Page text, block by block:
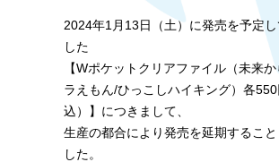
2024年1月13日（土）に発売を予定
した
【Wポケットクリアファイル（未来
ラえもん/ひっこしハイキング）各
込）】につきまして、
生産の都合により発売を延期すること
した。